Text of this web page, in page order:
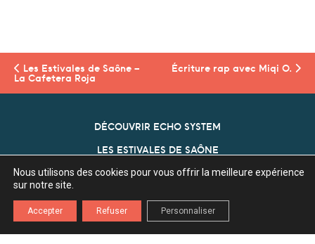
Les Estivales de Saône –
La Cafetera Roja
Écriture rap avec Miqi O.
DÉCOUVRIR ECHO SYSTEM
LES ESTIVALES DE SAÔNE
NOS PARTENAIRES
ECHO SYSTEM
Association Echo System
Nous utilisons des cookies pour vous offrir la meilleure expérience
sur notre site.
Accepter Refuser Personnaliser